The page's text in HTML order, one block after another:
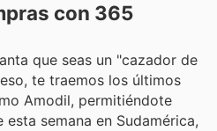
con 365
que seas un "cazador de
te traemos los últimos
Amodil, permitiéndote
semana en Sudamérica,